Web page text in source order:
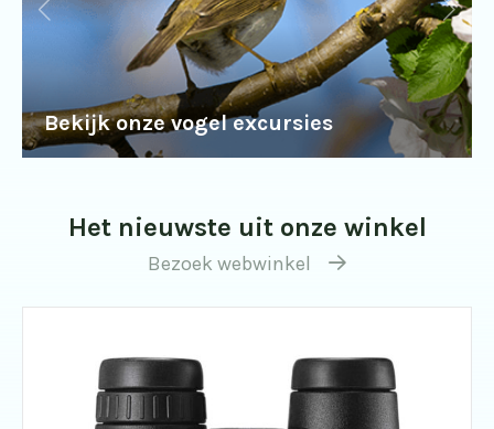
Bekijk onze vogel excursies
Het nieuwste uit onze winkel
Bezoek webwinkel